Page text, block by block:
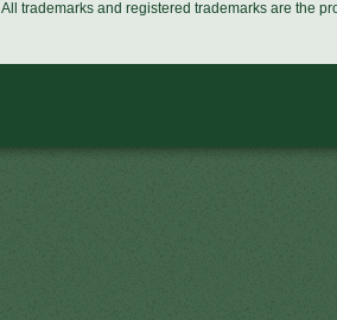
All trademarks and registered trademarks are the